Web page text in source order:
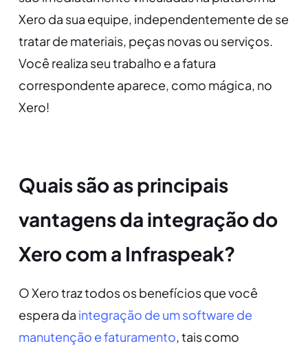
Xero da sua equipe, independentemente de se
tratar de materiais, peças novas ou serviços.
Você realiza seu trabalho e a fatura
correspondente aparece, como mágica, no
Xero!
Quais são as principais
vantagens da integração do
Xero com a Infraspeak?
O Xero traz todos os benefícios que você
espera da integração de um software de
manutenção e faturamento, tais como